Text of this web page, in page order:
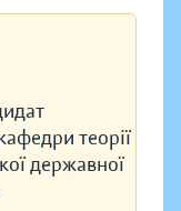
теорії
державної